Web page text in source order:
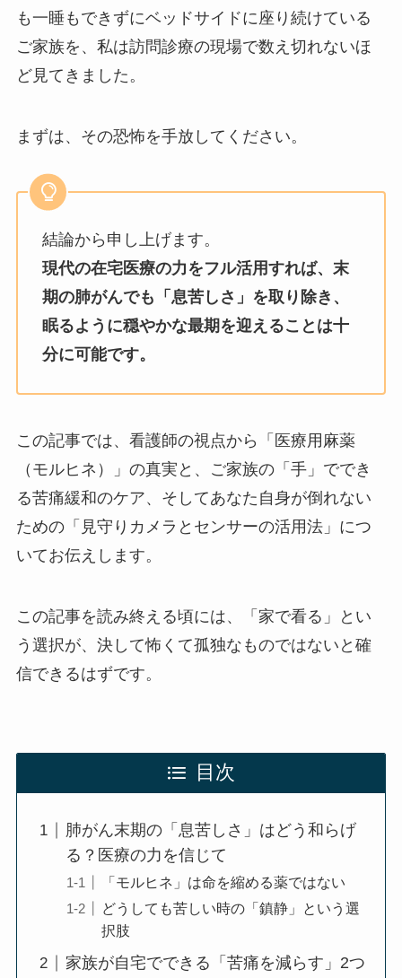
も一睡もできずにベッドサイドに座り続けている
ご家族を、私は訪問診療の現場で数え切れないほ
ど見てきました。
まずは、その恐怖を手放してください。
結論から申し上げます。
現代の在宅医療の力をフル活用すれば、末
期の肺がんでも「息苦しさ」を取り除き、
眠るように穏やかな最期を迎えることは十
分に可能です。
この記事では、看護師の視点から「医療用麻薬
（モルヒネ）」の真実と、ご家族の「手」ででき
る苦痛緩和のケア、そしてあなた自身が倒れない
ための「見守りカメラとセンサーの活用法」につ
いてお伝えします。
この記事を読み終える頃には、「家で看る」とい
う選択が、決して怖くて孤独なものではないと確
信できるはずです。
目次
肺がん末期の「息苦しさ」はどう和らげ
る？医療の力を信じて
「モルヒネ」は命を縮める薬ではない
どうしても苦しい時の「鎮静」という選
択肢
家族が自宅でできる「苦痛を減らす」2つ